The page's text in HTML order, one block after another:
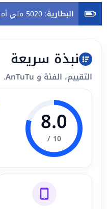
البطارية: 5020 ملي أمبير - 18 واط
نبذة سريعة
التقييم، الفئة و AnTuTu.
8.0
10 /